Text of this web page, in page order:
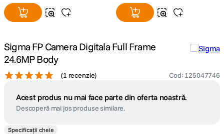
Sigma FP Camera Digitala Full Frame
24.6MP Body
(1 recenzie) Cod: 125047746
Acest produs nu mai face parte din oferta noastră.
Descoperă mai jos produse similare.
Specificații cheie